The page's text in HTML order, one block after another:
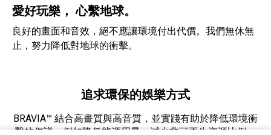
愛好玩樂， 心繫地球。
良好的畫面和音效，絕不應讓環境付出代價。我們無休無
止，努力降低對地球的衝擊。
追求環保的娛樂方式
BRAVIA™ 結合高畫質與高音質，並實踐有助於降低環境衝
擊的倡議，例如降低能源用量、減少非可再生資源比例，